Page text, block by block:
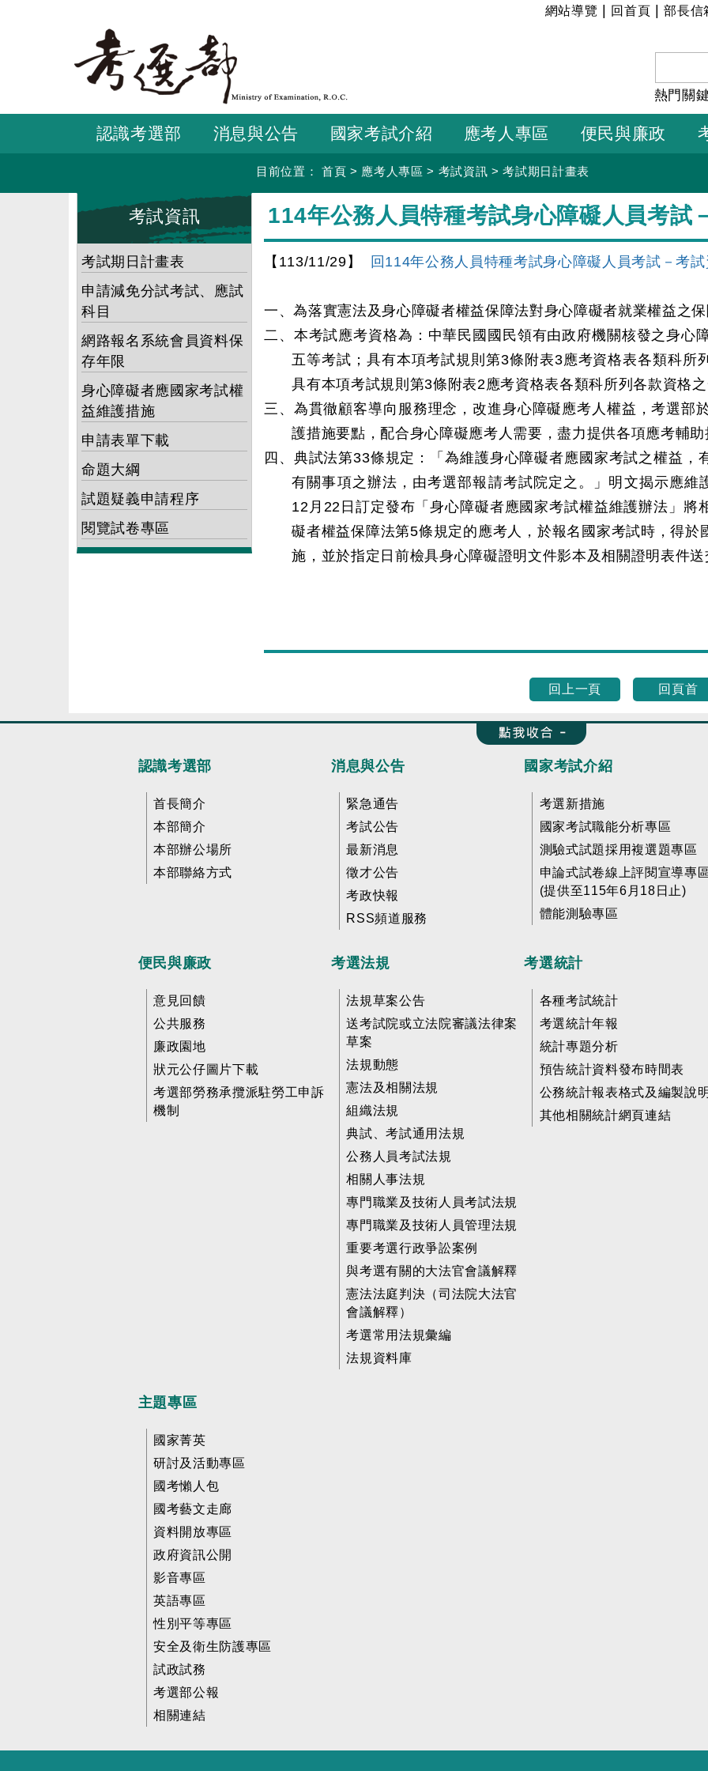
要
容
:::
網站導覽 回首頁 |部長信
熱門關
認識考選部 消息與公告 國家考試介紹 應考人專區 便民與廉政
目前位置： 首頁 > 應考人專區 > 考試資訊 >考試期日計畫表
考試資訊
考試期日計畫表
申請減免分試考試、應試
科目
網路報名系統會員資料保
存年限
身心障礙者應國家考試權
益維護措施
申請表單下載
命題大綱
試題疑義申請程序
閱覽試卷專區
114年公務人員特種考試身心障礙人員考試
【113/11/29】 回114年公務人員特種考試身心障礙人員考試－考
一、為落實憲法及身心障礙者權益保障法對身心障礙者就業權益之
二、本考試應考資格為：中華民國國民領有由政府機關核發之身心
五等考試；具有本項考試規則第3條附表3應考資格表各類科所
具有本項考試規則第3條附表2應考資格表各類科所列各款資格
三、為貫徹顧客導向服務理念，改進身心障礙應考人權益，考選部
護措施要點，配合身心障礙應考人需要，盡力提供各項應考輔
四、典試法第33條規定：「為維護身心障礙者應國家考試之權益
有關事項之辦法，由考選部報請考試院定之。」明文揭示應
12月22日訂定發布「身心障礙者應國家考試權益維護辦法」將
礙者權益保障法第5條規定的應考人，於報名國家考試時，得
施，並於指定日前檢具身心障礙證明文件影本及相關證明表件
回上一頁 回頁首
收合 FatFooter
認識考選部
首長簡介
本部簡介
本部辦公場所
本部聯絡方式
消息與公告
緊急通告
考試公告
最新消息
徵才公告
考政快報
RSS頻道服務
國家考試介紹
考選新措施
國家考試職能分析專區
測驗式試題採用複選題專區
申論式試卷線上評閱宣導專
(提供至115年6月18日止)
體能測驗專區
便民與廉政
意見回饋
公共服務
廉政園地
狀元公仔圖片下載
考選部勞務承攬派駐勞工申訴
機制
考選法規
法規草案公告
送考試院或立法院審議法律案
草案
法規動態
憲法及相關法規
組織法規
典試、考試通用法規
公務人員考試法規
相關人事法規
專門職業及技術人員考試法規
專門職業及技術人員管理法規
重要考選行政爭訟案例
與考選有關的大法官會議解釋
憲法法庭判決（司法院大法官
會議解釋）
考選常用法規彙編
法規資料庫
考選統計
各種考試統計
考選統計年報
統計專題分析
預告統計資料發布時間表
公務統計報表格式及編製說
其他相關統計網頁連結
主題專區
國家菁英
研討及活動專區
國考懶人包
國考藝文走廊
資料開放專區
政府資訊公開
影音專區
英語專區
性別平等專區
安全及衛生防護專區
試政試務
考選部公報
相關連結